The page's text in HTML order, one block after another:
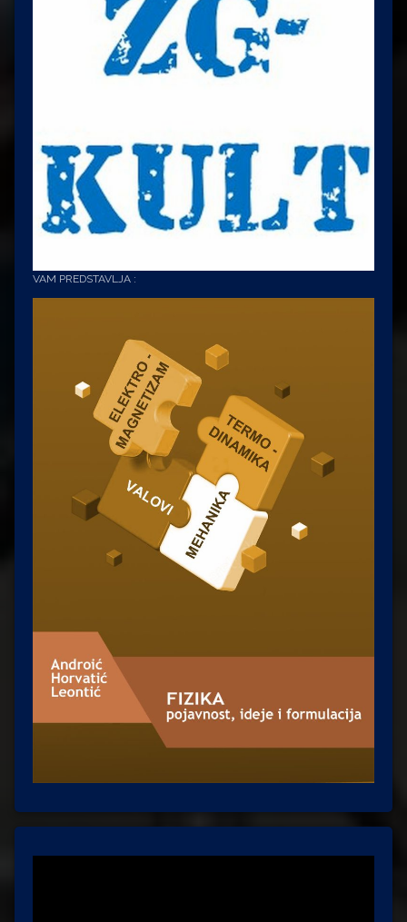
VAM PREDSTAVLJA :